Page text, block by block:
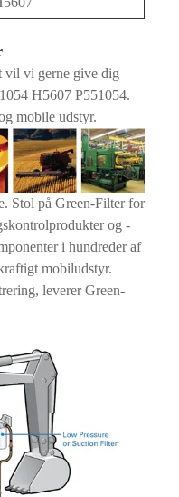
vil vi gerne give dig
H5607 P551054.
mobile udstyr.
Stol på Green-Filter for
og -
i hundreder af
mobiludstyr.
leverer Green-